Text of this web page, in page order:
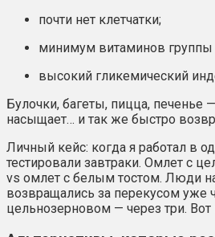
почти нет клетчатки;
минимум витаминов группы
высокий гликемический
Булочки, багеты, пицца, печенье
насыщает… и так же быстро
Личный кейс: когда я работал в
тестировали завтраки. Омлет с
vs омлет с белым тостом. Люди
возвращались за перекусом уже
цельнозерновом — через три. Вот